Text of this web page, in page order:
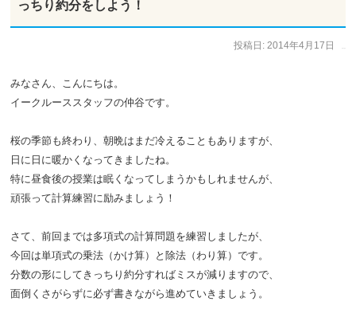
っちり約分をしよう！
投稿日: 2014年4月17日
みなさん、こんにちは。
イークルーススタッフの仲谷です。
桜の季節も終わり、朝晩はまだ冷えることもありますが、
日に日に暖かくなってきましたね。
特に昼食後の授業は眠くなってしまうかもしれませんが、
頑張って計算練習に励みましょう！
さて、前回までは多項式の計算問題を練習しましたが、
今回は単項式の乗法（かけ算）と除法（わり算）です。
分数の形にしてきっちり約分すればミスが減りますので、
面倒くさがらずに必ず書きながら進めていきましょう。